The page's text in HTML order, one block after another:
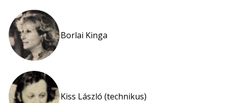
Borlai Kinga
Kiss László (technikus)